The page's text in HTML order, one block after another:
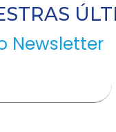
Newsletter